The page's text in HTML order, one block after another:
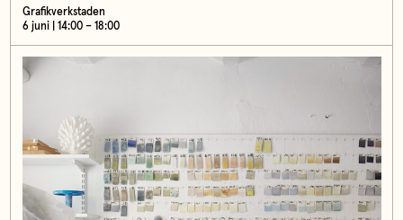
Grafikverkstaden
6 juni | 14:00 – 18:00